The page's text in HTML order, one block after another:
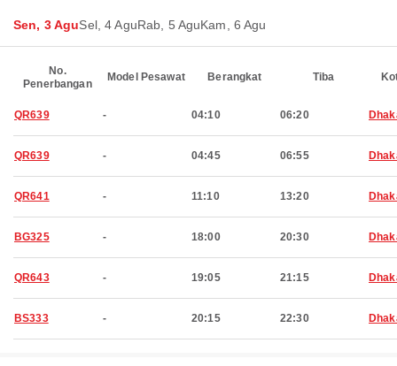
Sen, 3 AguSel, 4 AguRab, 5 AguKam, 6 Agu
No.
Penerbangan
Model Pesawat Berangkat Tiba
QR639 - 04:10 06:20
QR639 - 04:45 06:55
QR641 - 11:10 13:20
BG325 - 18:00 20:30
QR643 - 19:05 21:15
BS333 - 20:15 22:30